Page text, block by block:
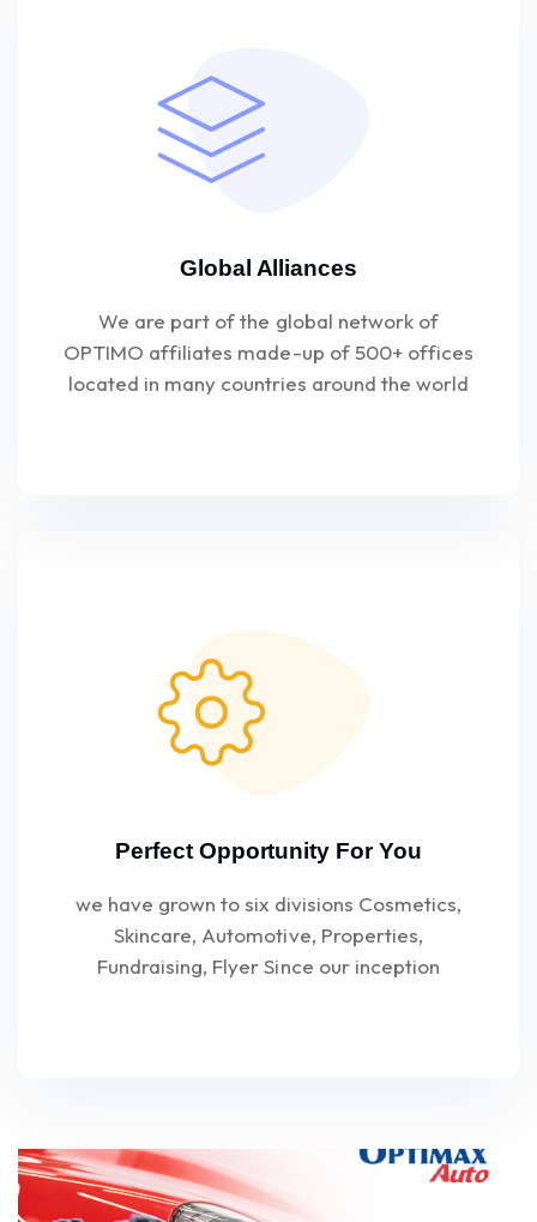
Global Alliances
We are part of the global network of
OPTIMO affiliates made-up of 500+ offices
located in many countries around the world
Perfect Opportunity For You
we have grown to six divisions Cosmetics,
Skincare, Automotive, Properties,
Fundraising, Flyer Since our inception